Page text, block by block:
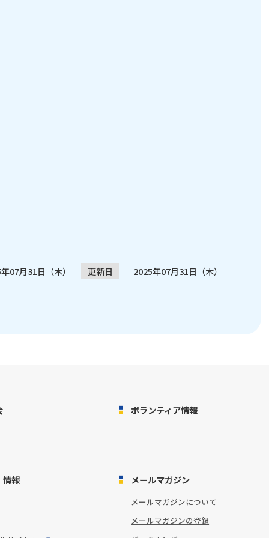
07月31日（木） 更新日 2025年07月31日（木）
ボランティア情報
情報 メールマガジン
メールマガジンについて
メールマガジンの登録